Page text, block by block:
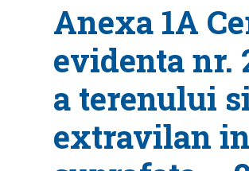
Anexa 1A
evidenta nr.
a terenului
extravilan in